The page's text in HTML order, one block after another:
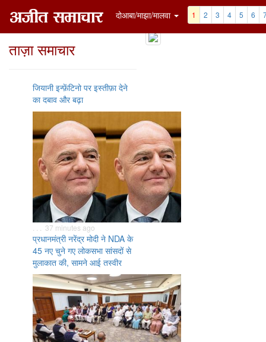
दोआबा/माझा/मालवा 1 2 3 4 5 6
ताज़ा समाचार
जियानी इन्फ़ेंटिनो पर इस्तीफ़ा देने
का दबाव और बढ़ा
. . . 37 minutes ago
प्रधानमंत्री नरेंद्र मोदी ने NDA के
45 नए चुने गए लोकसभा सांसदों से
मुलाकात की, सामने आई तस्वीर